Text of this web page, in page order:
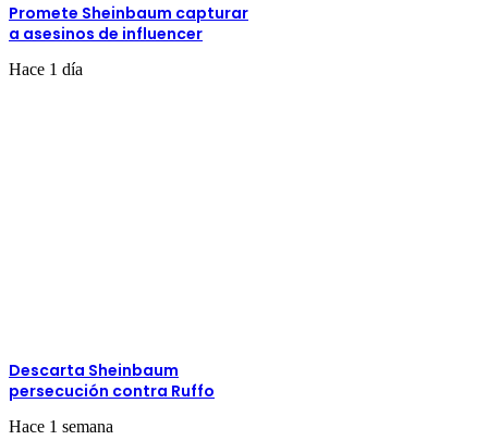
Promete Sheinbaum capturar
a asesinos de influencer
Hace 1 día
Descarta Sheinbaum
persecución contra Ruffo
Hace 1 semana